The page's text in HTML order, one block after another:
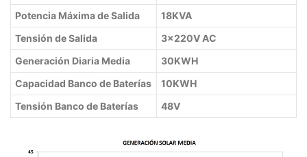
Potencia Máxima de Salida
18KVA
Tensión de Salida
3x220V AC
Generación Diaria Media
30KWH
Capacidad Banco de Baterías
10KWH
Tensión Banco de Baterías
48V